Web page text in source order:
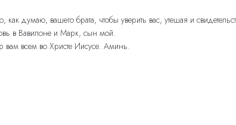
думаю, вашего брата, чтобы уверить вас, утешая и
в Вавилоне и Марк, сын мой.
вам всем во Христе Иисусе. Аминь.